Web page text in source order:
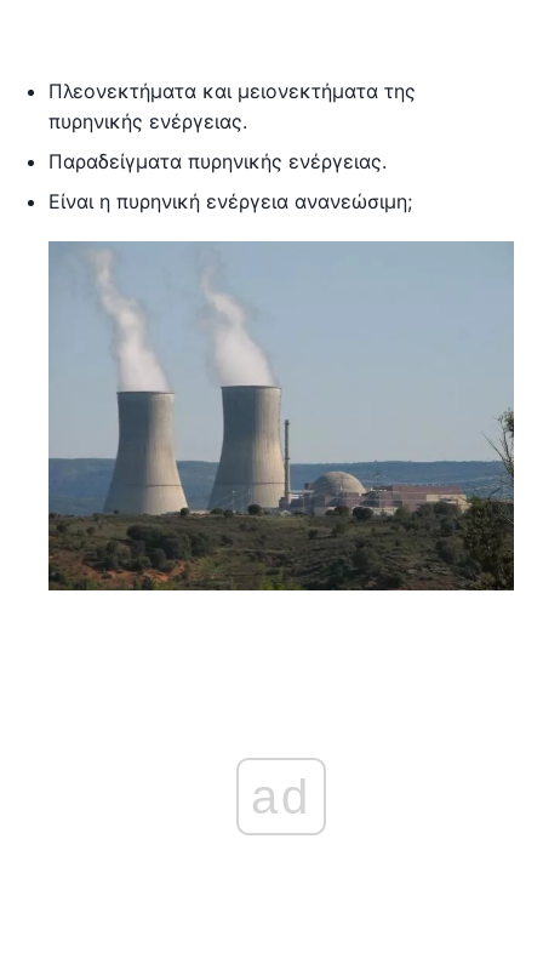
Πλεονεκτήματα και μειονεκτήματα της
πυρηνικής ενέργειας.
Παραδείγματα πυρηνικής ενέργειας.
Είναι η πυρηνική ενέργεια ανανεώσιμη;
ad